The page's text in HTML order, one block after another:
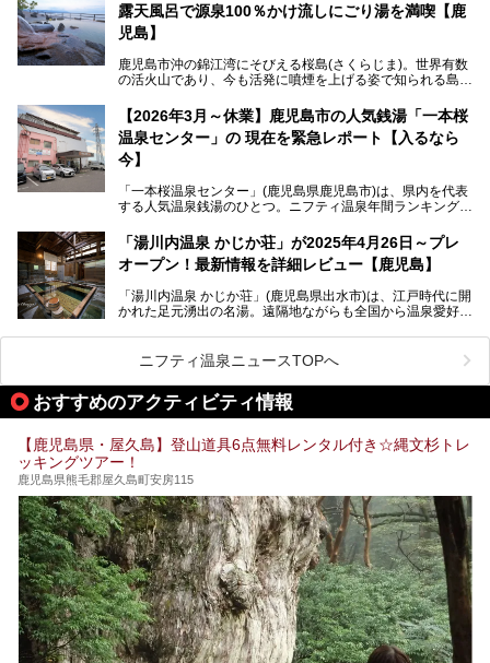
最大の魅力は、ここでしか体験できない絶妙なバランスの
「自噴混合泉」。今回は、その極上の湯を心ゆくまで堪能す
べく宿泊し、実際に感じたお湯のちからと宿の魅力を詳しく
レポートします。
また、気軽に立ち寄りたい方のための「日帰り入浴情報」も
併せて解説。温泉マニアをも唸らせる“生きたお湯”の正体に
迫ります。
露天風呂で源泉100％かけ流しにごり湯を満喫【鹿
児島】
鹿児島市沖の錦江湾にそびえる桜島(さくらじま)。世界有数
の活火山であり、今も活発に噴煙を上げる姿で知られる島で
ートホテル。最大の魅力が、錦江湾に面した絶景混浴露天風
呂でしょう。源泉100％かけ流しのにごり湯は、多くの温泉
ファンを魅了する存在です。
今回筆者自ら宿泊。桜島シーサイドホテルの“温泉”はじめ、
食事やアクセスなど詳細レビューします。
【2026年3月～休業】鹿児島市の人気銭湯「一本桜
温泉センター」の 現在を緊急レポート【入るなら
今】
「一本桜温泉センター」(鹿児島県鹿児島市)は、県内を代表
する人気温泉銭湯のひとつ。ニフティ温泉年間ランキング2
営業なので、就寝前の入浴や寝起き一番の朝湯など利便性が
抜群！ 多くの常連客やファンでいつも賑わっています。し
かし建物の老朽化に伴い、2026年2月28日24時をもって休
は約2年後を予定しています。
「湯川内温泉 かじか荘」が2025年4月26日～プレ
オープン！最新情報を詳細レビュー【鹿児島】
「湯川内温泉 かじか荘」(鹿児島県出水市)は、江戸時代に開
かれた足元湧出の名湯。遠隔地ながらも全国から温泉愛好家
いえる存在です。2023年にいったん閉館しましたが、その
後経営が変わり、復旧作業を実施。2025年4月26日に日帰
り入浴施設としてプレオープンしました。
乗り込みましたが、今回もオープン前日から初日にかけて現
地訪問。リニューアルした浴室・最新情報を中心に、以前と
の相違点や注意事項などを詳細レビューします。
ニフティ温泉ニュースTOPへ
おすすめのアクティビティ情報
【鹿児島県・屋久島】登山道具6点無料レンタル付き☆縄文杉トレ
ッキングツアー！
鹿児島県熊毛郡屋久島町安房115